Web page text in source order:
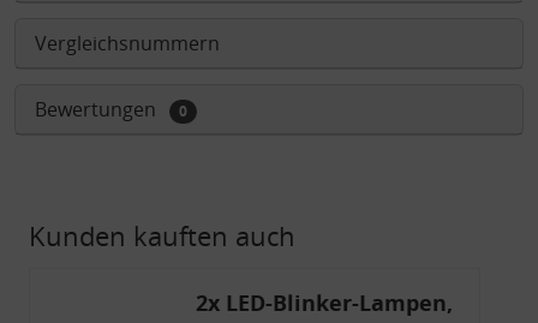
Vergleichsnummern
Bewertungen 0
Kunden kauften auch
2x LED-Blinker-Lampen,